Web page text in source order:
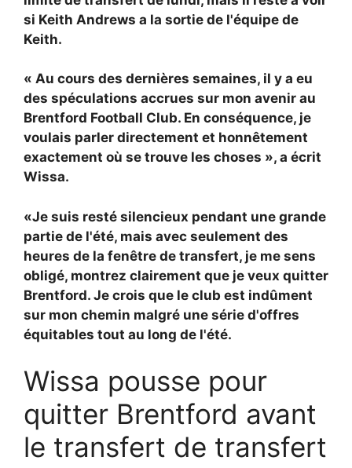
si Keith Andrews a la sortie de l'équipe de
Keith.
« Au cours des dernières semaines, il y a eu
des spéculations accrues sur mon avenir au
Brentford Football Club. En conséquence, je
voulais parler directement et honnêtement
exactement où se trouve les choses », a écrit
Wissa.
«Je suis resté silencieux pendant une grande
partie de l'été, mais avec seulement des
heures de la fenêtre de transfert, je me sens
obligé, montrez clairement que je veux quitter
Brentford. Je crois que le club est indûment
sur mon chemin malgré une série d'offres
équitables tout au long de l'été.
Wissa pousse pour
quitter Brentford avant
le transfert de transfert